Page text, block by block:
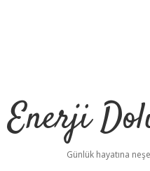
Enerji
Günlük hayatına